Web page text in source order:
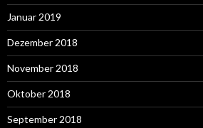
Januar 2019
Dezember 2018
November 2018
Oktober 2018
September 2018